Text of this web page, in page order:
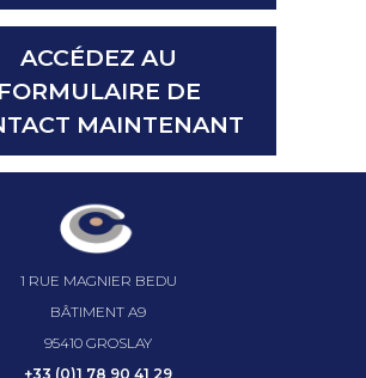
ACCÉDEZ AU
FORMULAIRE DE
MAINTENANT
1 RUE MAGNIER BEDU
BÂTIMENT A9
95410 GROSLAY
+33 (0)1 78 90 41 29